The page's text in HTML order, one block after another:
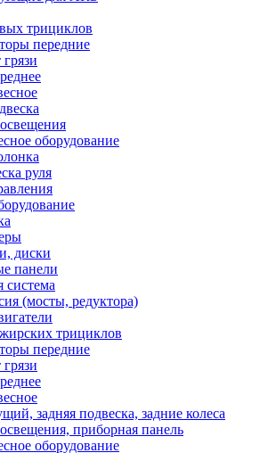
трициклов
передние
оборудование
руля
диски
панели
система
(мосты, редуктора)
трициклов
передние
задняя подвеска, задние колеса
приборная панель
оборудование